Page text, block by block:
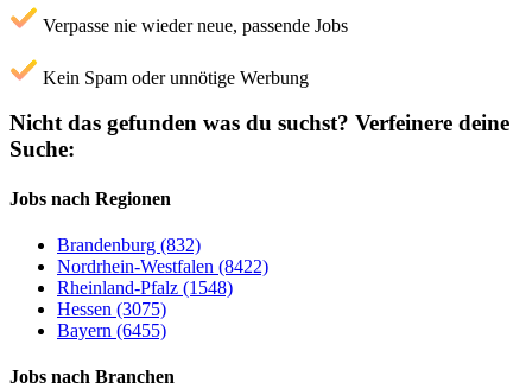
Verpasse nie wieder neue, passende Jobs
Kein Spam oder unnötige Werbung
Nicht das gefunden was du suchst? Verfeinere deine
Suche:
Jobs nach Regionen
Brandenburg (832)
Nordrhein-Westfalen (8422)
Rheinland-Pfalz (1548)
Hessen (3075)
Bayern (6455)
Jobs nach Branchen